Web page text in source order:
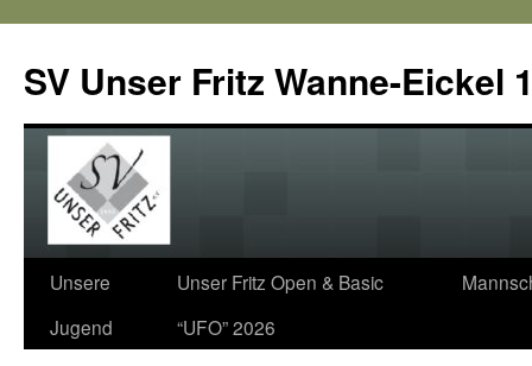
SV Unser Fritz Wanne-Eickel
Zum
Inhalt
Unsere
Jugend
Unser Fritz Open & Basic
“UFO” 2026